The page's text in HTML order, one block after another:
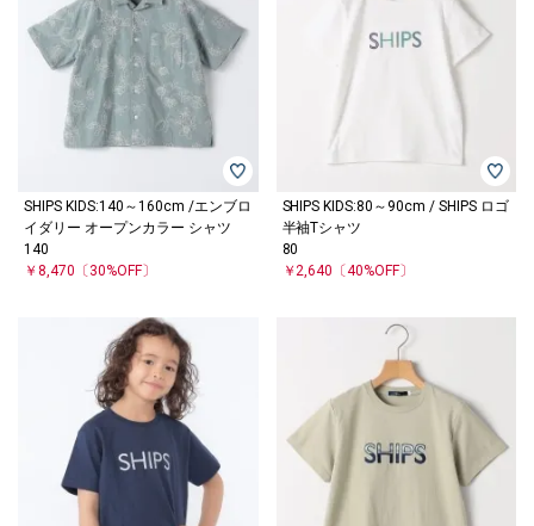
SHIPS KIDS:140～160cm /エンブロ
イダリー オープンカラー シャツ
140
￥8,470 〔30%OFF〕
SHIPS KIDS:80～90cm / SHIPS ロゴ
半袖Tシャツ
80
￥2,640 〔40%OFF〕